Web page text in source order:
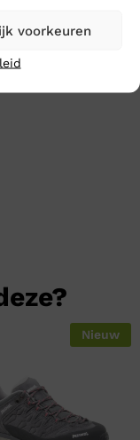
voorkeuren
Nieuw